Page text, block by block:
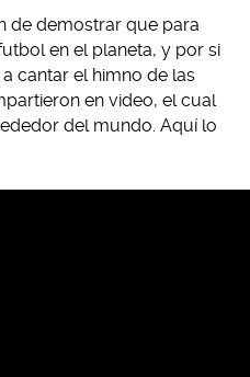
de demostrar que para
en el planeta, y por si
cantar el himno de las
en video, el cual
del mundo. Aquí lo